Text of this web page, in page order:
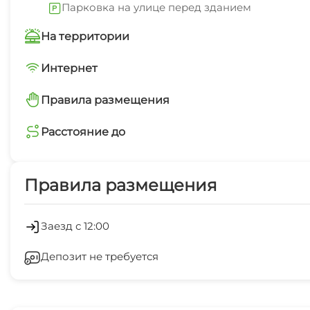
Парковка на улице перед зданием
На территории
Трансфер бесплатно
Интернет Wi-Fi
Есть трансфер
Интернет
Wi-Fi интернет на всей территории
Правила размещения
запрещено курить в номерах
Расстояние до
10 мин
аквапарк
Правила размещения
Заезд с 12:00
Депозит не требуется